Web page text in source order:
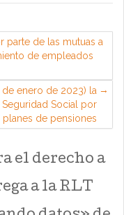
parte de las mutuas a
de empleados
enero de 2023) la
Social por
de pensiones
el derecho a
a la RLT